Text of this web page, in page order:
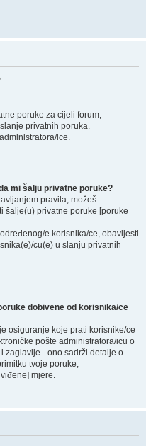
poruke za cijeli forum;
privatnih poruka.
ice.
mi šalju privatne poruke?
pravila, možeš
šalje(u) privatne poruke [poruke
e korisnika/ce, obavijesti
cu(e) u slanju privatnih
dobivene od korisnika/ce
osiguranje koje prati korisnike/ce
pošte administratora/icu o
zaglavlje - ono sadrži detalje o
tvoje poruke,
mjere.